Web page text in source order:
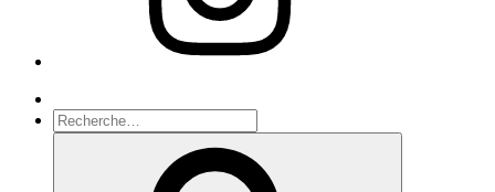
Recherche
pour